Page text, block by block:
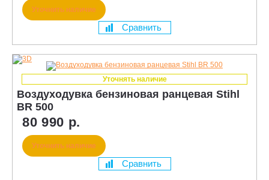
Уточнить наличие
Сравнить
Уточнять наличие
Воздуходувка бензиновая ранцевая Stihl
BR 500
80 990 р.
Уточнить наличие
Сравнить